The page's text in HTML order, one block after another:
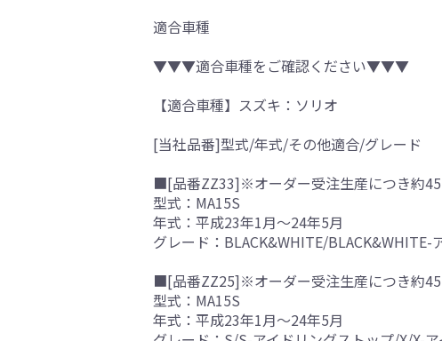
適合車種
▼▼▼適合車種をご確認ください▼▼▼
【適合車種】スズキ：ソリオ
[当社品番]型式/年式/その他適合/グレード
■[品番ZZ33]※オーダー受注生産につき約
型式：MA15S
年式：平成23年1月～24年5月
グレード：BLACK&WHITE/BLACK&WHITE-
■[品番ZZ25]※オーダー受注生産につき約
型式：MA15S
年式：平成23年1月～24年5月